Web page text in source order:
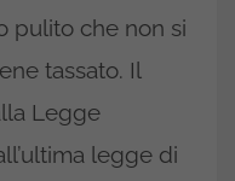
pulito che non si
tassato. Il
Legge
legge di